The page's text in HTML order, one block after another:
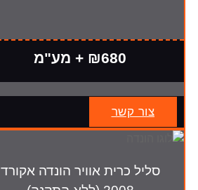
₪680 + מע"מ
צור קשר
סליל כרית אוויר הונדה אקורד